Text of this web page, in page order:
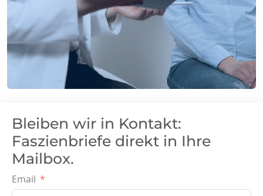
Bleiben wir in Kontakt:
Faszienbriefe direkt in Ihre
Mailbox.
Email